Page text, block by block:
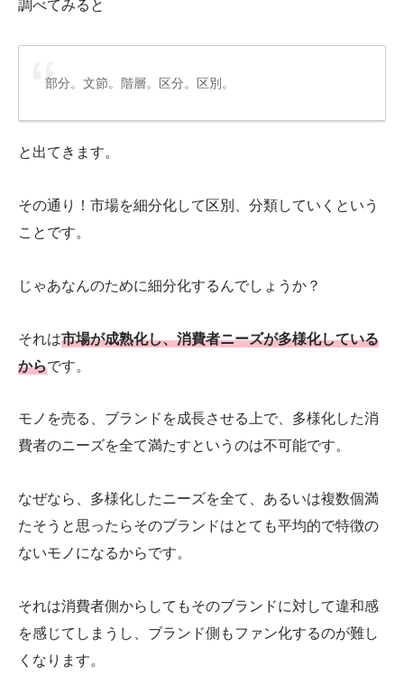
調べてみると
部分。文節。階層。区分。区別。
と出てきます。
その通り！市場を細分化して区別、分類していくという
ことです。
じゃあなんのために細分化するんでしょうか？
それは市場が成熟化し、消費者ニーズが多様化している
からです。
モノを売る、ブランドを成長させる上で、多様化した消
費者のニーズを全て満たすというのは不可能です。
なぜなら、多様化したニーズを全て、あるいは複数個満
たそうと思ったらそのブランドはとても平均的で特徴の
ないモノになるからです。
それは消費者側からしてもそのブランドに対して違和感
を感じてしまうし、ブランド側もファン化するのが難し
くなります。